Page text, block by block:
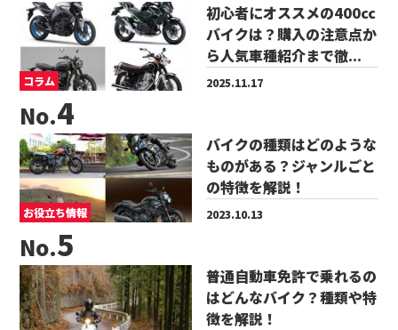
コラム
初心者にオススメの400cc
バイクは？購入の注意点か
ら人気車種紹介まで徹...
2025.11.17
No.
お役立ち情報
バイクの種類はどのような
ものがある？ジャンルごと
の特徴を解説！
2023.10.13
No.
普通自動車免許で乗れるの
はどんなバイク？種類や特
徴を解説！